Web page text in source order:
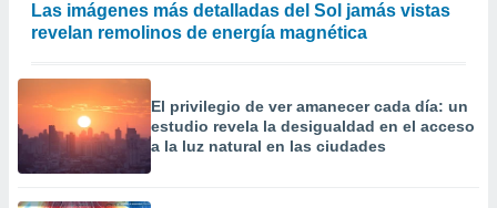
Las imágenes más detalladas del Sol jamás vistas
revelan remolinos de energía magnética
El privilegio de ver amanecer cada día: un
estudio revela la desigualdad en el acceso
a la luz natural en las ciudades